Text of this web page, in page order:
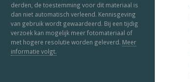
derden, de toestemming voor dit materiaal is
dan niet automatisch verleend. Kennisgeving
van gebruik wordt gewaardeerd. Bij een tijdig
verzoek kan mogelijk meer fotomateriaal of
met hogere resolutie worden geleverd. Meer
informatie volgt.